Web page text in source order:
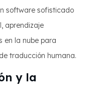
software sofisticado
aprendizaje
en la nube para
traducción humana.
y la